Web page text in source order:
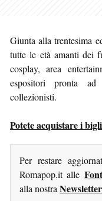
Giunta alla trentesima
tutte le età amanti dei
cosplay, area
espositori pronta ad
collezionisti.
Potete acquistare i
Per restare
Romapop.it alle
alla nostra Newsletter